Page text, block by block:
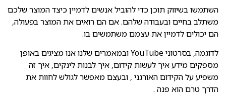
השתמשו בשיווק תוכן כדי להוביל אנשים לדמיין כיצד המוצר שלכם
משתלב בחיים ובעבודה שלהם. אם הם רואים את המוצר בפעולה,
הם יכולים לדמיין את עצמם משתמשים בו.
לדוגמה, בסרטוני YouTube ובמאמרים שלנו אנו מציגים באופן
מספקים מידע איך לעשות קידום, איך לבנות לינקים, איך זה
משפיע על הקידום האורגני , ובעצם מאפשר לגולש לחוות את
הדרך טרם הוא פנה .